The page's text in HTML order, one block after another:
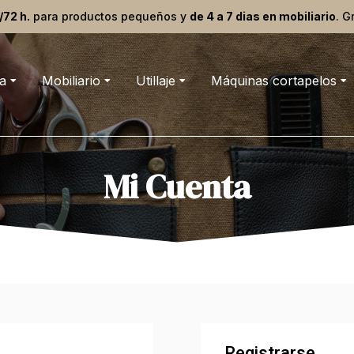
h. para productos pequeños y de 4 a 7 dias en mobiliario.
Mobiliario Utillaje Máquinas cortapelos
Mi Cuenta